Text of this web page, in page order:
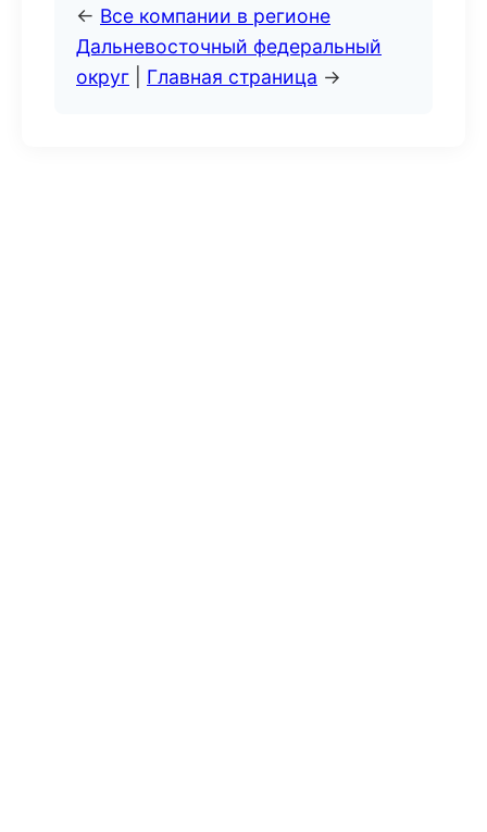
← Все компании в регионе
Дальневосточный федеральный
округ
Главная страница →